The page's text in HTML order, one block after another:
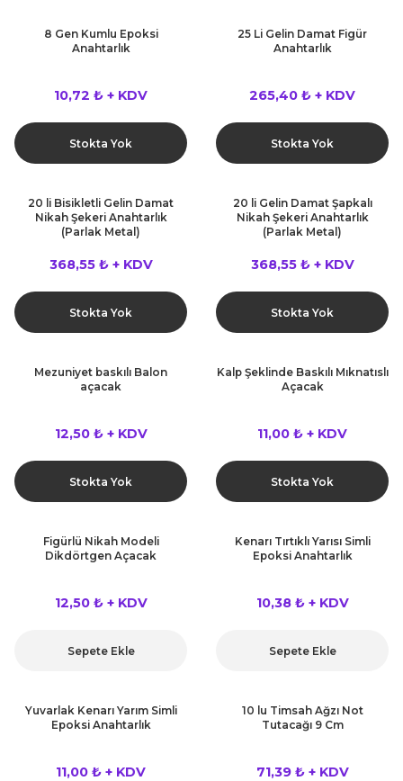
8 Gen Kumlu Epoksi
Anahtarlık
10,72 ₺ + KDV
Stokta Yok
25 Li Gelin Damat Figür
Anahtarlık
265,40 ₺ + KDV
Stokta Yok
20 li Bisikletli Gelin Damat
Nikah Şekeri Anahtarlık
(Parlak Metal)
368,55 ₺ + KDV
Stokta Yok
20 li Gelin Damat Şapkalı
Nikah Şekeri Anahtarlık
(Parlak Metal)
368,55 ₺ + KDV
Stokta Yok
Mezuniyet baskılı Balon
açacak
12,50 ₺ + KDV
Stokta Yok
Kalp Şeklinde Baskılı Mıknatıslı
Açacak
11,00 ₺ + KDV
Stokta Yok
Figürlü Nikah Modeli
Dikdörtgen Açacak
12,50 ₺ + KDV
Sepete Ekle
Kenarı Tırtıklı Yarısı Simli
Epoksi Anahtarlık
10,38 ₺ + KDV
Sepete Ekle
Yuvarlak Kenarı Yarım Simli
Epoksi Anahtarlık
11,00 ₺ + KDV
10 lu Timsah Ağzı Not
Tutacağı 9 Cm
71,39 ₺ + KDV